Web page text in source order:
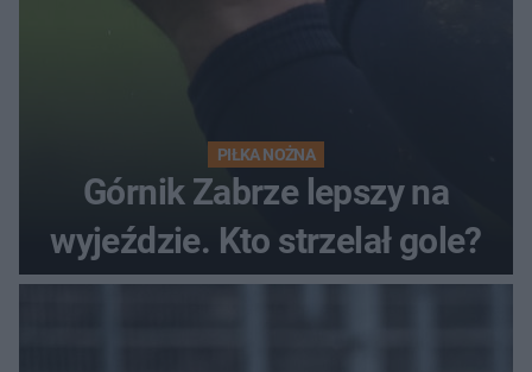
PIŁKA NOŻNA
Górnik Zabrze lepszy na
wyjeździe. Kto strzelał gole?